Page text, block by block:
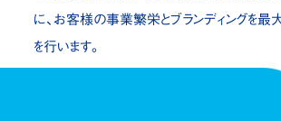
に、お客様の事業繁栄とブランディングを最
を行います。